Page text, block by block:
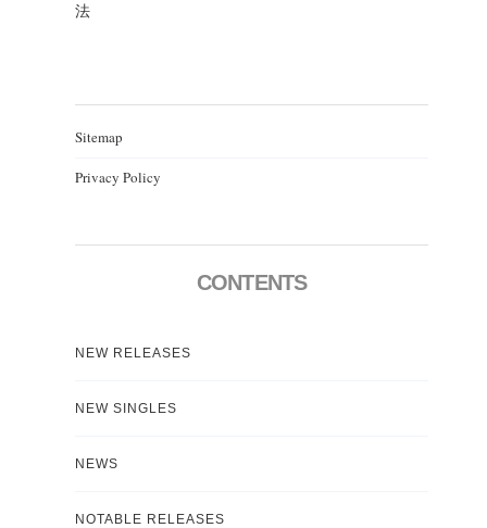
法
Sitemap
Privacy Policy
CONTENTS
NEW RELEASES
NEW SINGLES
NEWS
NOTABLE RELEASES